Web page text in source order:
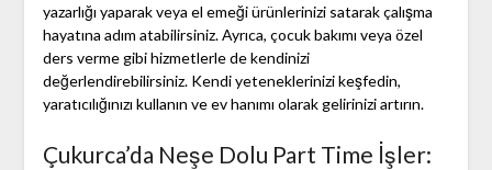
yazarlığı yaparak veya el emeği ürünlerinizi satarak çalışma
hayatına adım atabilirsiniz. Ayrıca, çocuk bakımı veya özel
ders verme gibi hizmetlerle de kendinizi
değerlendirebilirsiniz. Kendi yeteneklerinizi keşfedin,
yaratıcılığınızı kullanın ve ev hanımı olarak gelirinizi artırın.
Çukurca’da Neşe Dolu Part Time İşler: